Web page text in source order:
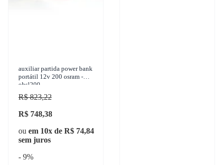
auxiliar partida power bank
portátil 12v 200 osram -
obsl200
R$ 823,22
R$ 748,38
ou em 10x de R$ 74,84
sem juros
- 9%